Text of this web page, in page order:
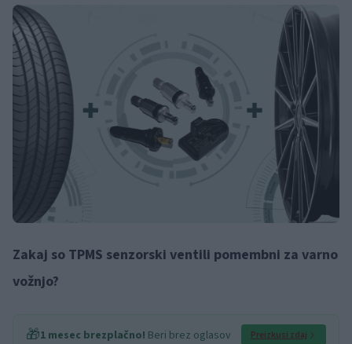
Zakaj so TPMS senzorski ventili pomembni za varno
vožnjo?
🎁1 mesec brezplačno! Beri brez oglasov Preizkusi zdaj